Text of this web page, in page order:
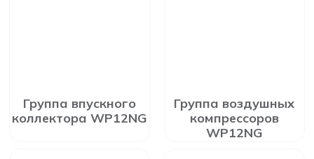
Группа впускного
коллектора WP12NG
Группа воздушных
компрессоров
WP12NG